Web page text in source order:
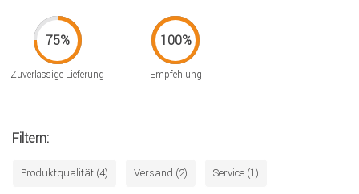
Zuverlässige Lieferung Empfehlung
Filtern:
Produktqualität (4) Versand (2) Service (1)